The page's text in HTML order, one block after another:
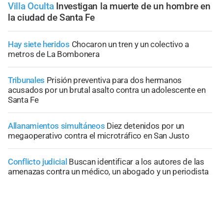
Villa Oculta Investigan la muerte de un hombre en
la ciudad de Santa Fe
Hay siete heridos Chocaron un tren y un colectivo a
metros de La Bombonera
Tribunales Prisión preventiva para dos hermanos
acusados por un brutal asalto contra un adolescente en
Santa Fe
Allanamientos simultáneos Diez detenidos por un
megaoperativo contra el microtráfico en San Justo
Conflicto judicial Buscan identificar a los autores de las
amenazas contra un médico, un abogado y un periodista